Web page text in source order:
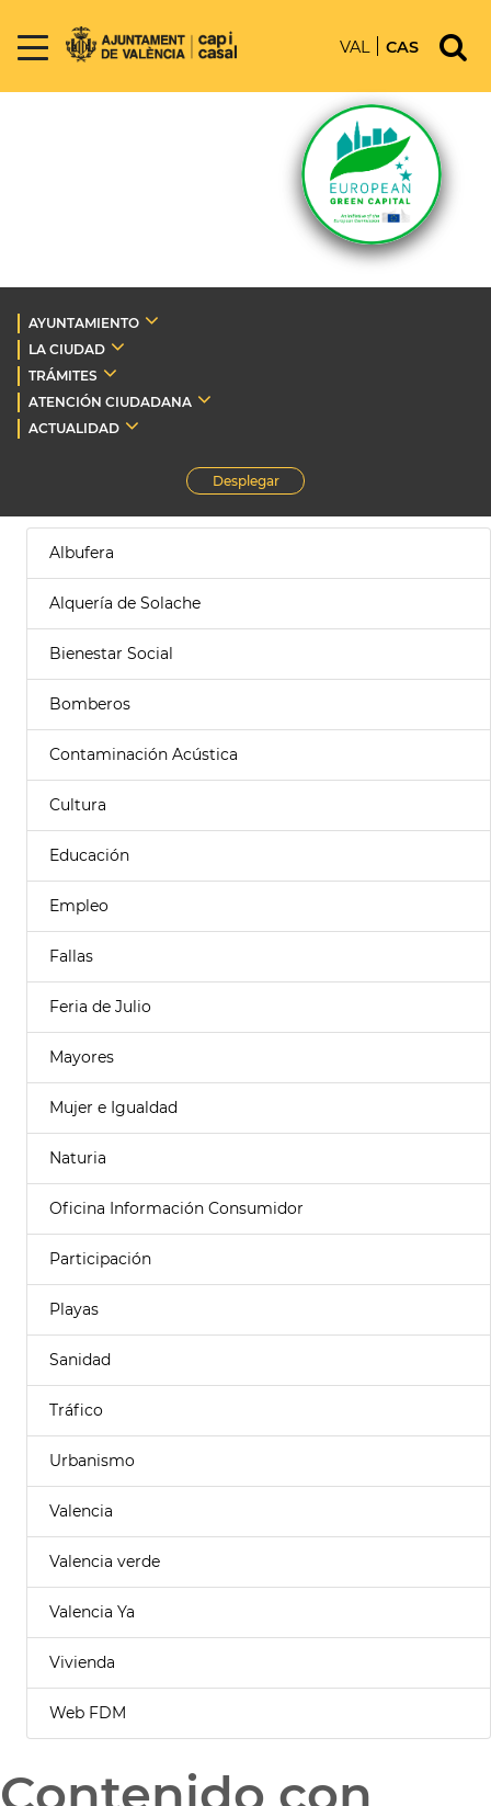
VAL CAS
AYUNTAMIENTO
LA CIUDAD
TRÁMITES
ATENCIÓN CIUDADANA
ACTUALIDAD
Desplegar
Albufera
Alquería de Solache
Bienestar Social
Bomberos
Contaminación Acústica
Cultura
Educación
Empleo
Fallas
Feria de Julio
Mayores
Mujer e Igualdad
Naturia
Oficina Información Consumidor
Participación
Playas
Sanidad
Tráfico
Urbanismo
Valencia
Valencia verde
Valencia Ya
Vivienda
Web FDM
Contenido con